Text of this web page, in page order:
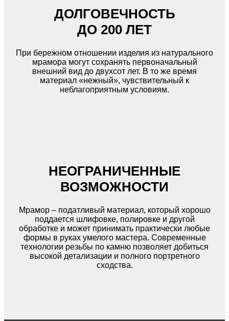
ДОЛГОВЕЧНОСТЬ
ДО 200 ЛЕТ
При бережном отношении изделия из натурального
мрамора могут сохранять первоначальный
внешний вид до двухсот лет. В то же время
материал «нежный», чувствительный к
неблагоприятным условиям.
НЕОГРАНИЧЕННЫЕ
ВОЗМОЖНОСТИ
Мрамор – податливый материал, который хорошо
поддается шлифовке, полировке и другой
обработке и может принимать практически любые
формы в руках умелого мастера. Современные
технологии резьбы по камню позволяет добиться
высокой детализации и полного портретного
сходства.